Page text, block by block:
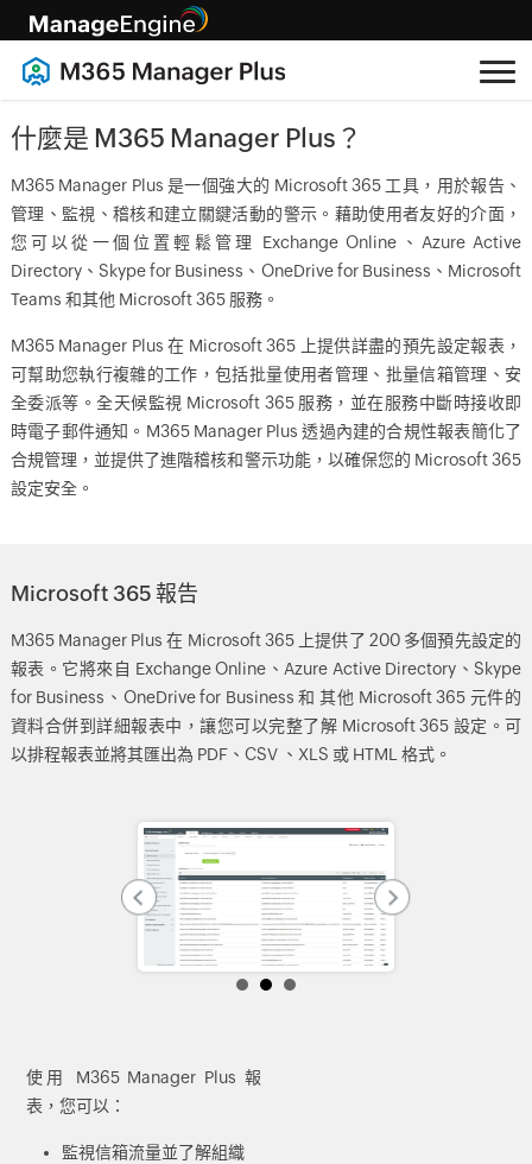
什麼是 M365 Manager Plus？
M365 Manager Plus 是一個強大的 Microsoft 365 工具，用於報告、
管理、監視、稽核和建立關鍵活動的警示。藉助使用者友好的介面，
您可以從一個位置輕鬆管理 Exchange Online、Azure Active
Directory、Skype for Business、OneDrive for Business、Microsoft
Teams 和其他 Microsoft 365 服務。
M365 Manager Plus 在 Microsoft 365 上提供詳盡的預先設定報表，
可幫助您執行複雜的工作，包括批量使用者管理、批量信箱管理、安
全委派等。全天候監視 Microsoft 365 服務，並在服務中斷時接收即
時電子郵件通知。M365 Manager Plus 透過內建的合規性報表簡化了
合規管理，並提供了進階稽核和警示功能，以確保您的 Microsoft 365
設定安全。
Microsoft 365 報告
M365 Manager Plus 在 Microsoft 365 上提供了 200 多個預先設定的
報表。它將來自 Exchange Online、Azure Active Directory、Skype
for Business、OneDrive for Business 和 其他 Microsoft 365 元件的
資料合併到詳細報表中，讓您可以完整了解 Microsoft 365 設定。可
以排程報表並將其匯出為 PDF、CSV 、XLS 或 HTML 格式。
使用 M365 Manager Plus 報
表，您可以：
監視信箱流量並了解組織